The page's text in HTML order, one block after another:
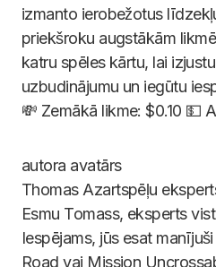
izmanto ierobežotus
priekšroku augstākām
katru spēles kārtu, lai
uzbudinājumu un iegūtu
💸 Zemākā likme: $0.10 💵
Thomas Azartspēļu
Esmu Tomass, eksperts
Iespējams, jūs esat
Road vai Mission